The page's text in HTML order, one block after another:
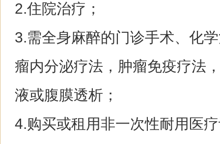
2.住院治疗；
3.需全身麻醉的门诊手术、化
瘤内分泌疗法，肿瘤免疫疗法
液或腹膜透析；
4.购买或租用非一次性耐用医